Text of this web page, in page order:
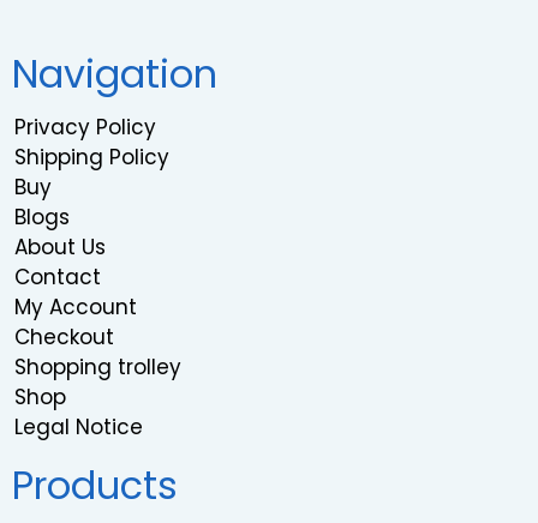
Navigation
Privacy Policy
Shipping Policy
Buy
Blogs
About Us
Contact
My Account
Checkout
Shopping trolley
Shop
Legal Notice
Products